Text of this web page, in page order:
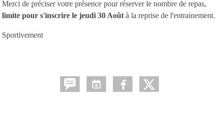
Merci de préciser votre présence pour réserver le nombre de repas,
limite pour s'inscrire le jeudi 30 Août à la reprise de l'entrainement.
Sportivement